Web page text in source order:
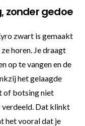
zonder gedoe
zwart is gemaakt
horen. Je draagt
op te vangen en de
het gelaagde
of botsing niet
verdeeld. Dat klinkt
het vooral dat je